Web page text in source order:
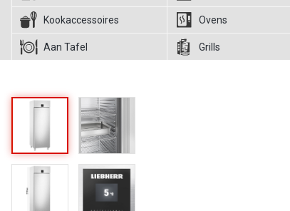
Kookaccessoires Ovens
Aan Tafel Grills